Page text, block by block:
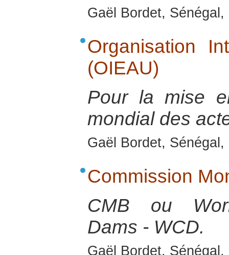
Gaël Bordet,
Organisation
(OIEAU)
Pour la mise
mondial des
Gaël Bordet,
Commission
CMB ou
Dams - WCD.
Gaël Bordet,